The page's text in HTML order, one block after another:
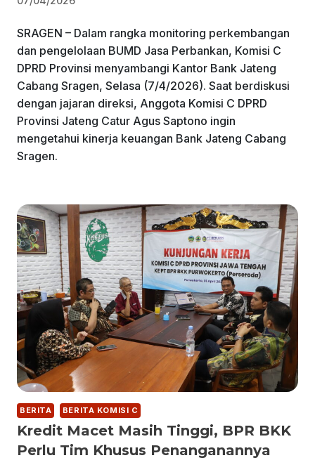
SRAGEN – Dalam rangka monitoring perkembangan
dan pengelolaan BUMD Jasa Perbankan, Komisi C
DPRD Provinsi menyambangi Kantor Bank Jateng
Cabang Sragen, Selasa (7/4/2026). Saat berdiskusi
dengan jajaran direksi, Anggota Komisi C DPRD
Provinsi Jateng Catur Agus Saptono ingin
mengetahui kinerja keuangan Bank Jateng Cabang
Sragen.
BERITA BERITA KOMISI C
Kredit Macet Masih Tinggi, BPR BKK
Perlu Tim Khusus Penanganannya